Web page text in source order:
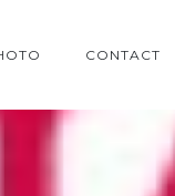
CONTACT